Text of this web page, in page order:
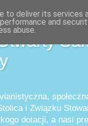
i Związku
dotacji, a nasi
to deliver its services
and
abuse.